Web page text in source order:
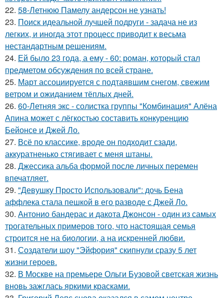
22. 58-Летнюю Памелу андерсон не узнать!
23. Поиск идеальной лучшей подруги - задача не из
легких, и иногда этот процесс приводит к весьма
нестандартным решениям.
24. Ей было 23 года, а ему - 60: роман, который стал
предметом обсуждения по всей стране.
25. Март ассоциируется с подтаявшим снегом, свежим
ветром и ожиданием тёплых дней.
26. 60-Летняя экс - солистка группы "Комбинация" Алёна
Апина может с лёгкостью составить конкуренцию
Бейонсе и Джей Ло.
27. Всё по классике, вроде он подходит сзади,
аккуратненько стягивает с меня штаны.
28. Джессика альба формой после личных перемен
впечатляет.
29. "Девушку Просто Использовали": дочь Бена
аффлека стала пешкой в его разводе с Джей Ло.
30. Антонио бандерас и дакота Джонсон - один из самых
трогательных примеров того, что настоящая семья
строится не на биологии, а на искренней любви.
31. Создатели шоу "Эйфория" скипнули сразу 5 лет
жизни героев.
32. В Москве на премьере Ольги Бузовой светская жизнь
вновь зажглась яркими красками.